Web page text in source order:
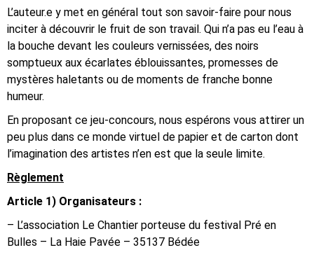
L’auteur.e y met en général tout son savoir-faire pour nous
inciter à découvrir le fruit de son travail. Qui n’a pas eu l’eau à
la bouche devant les couleurs vernissées, des noirs
somptueux aux écarlates éblouissantes, promesses de
mystères haletants ou de moments de franche bonne
humeur.
En proposant ce jeu-concours, nous espérons vous attirer un
peu plus dans ce monde virtuel de papier et de carton dont
l’imagination des artistes n’en est que la seule limite.
Règlement
Article 1) Organisateurs :
– L’association Le Chantier porteuse du festival Pré en
Bulles – La Haie Pavée – 35137 Bédée